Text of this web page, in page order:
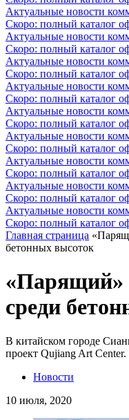
Актуальные новости
Скоро: полный каталог
Актуальные новости
Скоро: полный каталог
Актуальные новости
Скоро: полный каталог
Актуальные новости
Скоро: полный каталог
Актуальные новости
Скоро: полный каталог
Актуальные новости
Скоро: полный каталог
Актуальные новости
Скоро: полный каталог
Актуальные новости
Скоро: полный каталог
Актуальные новости
Скоро: полный каталог
Главная страница
бетонных высоток
«Парящий»
среди
В китайском городе
проект Qujiang Art Center.
Новости
10 июля, 2020